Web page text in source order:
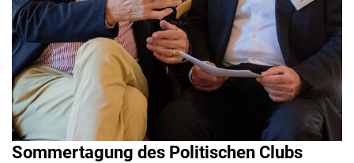
Sommertagung des Politischen Clubs